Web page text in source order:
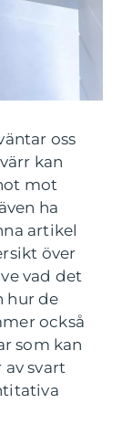
oss
kan
mot
ha
artikel
över
vad det
hur de
också
som kan
svart